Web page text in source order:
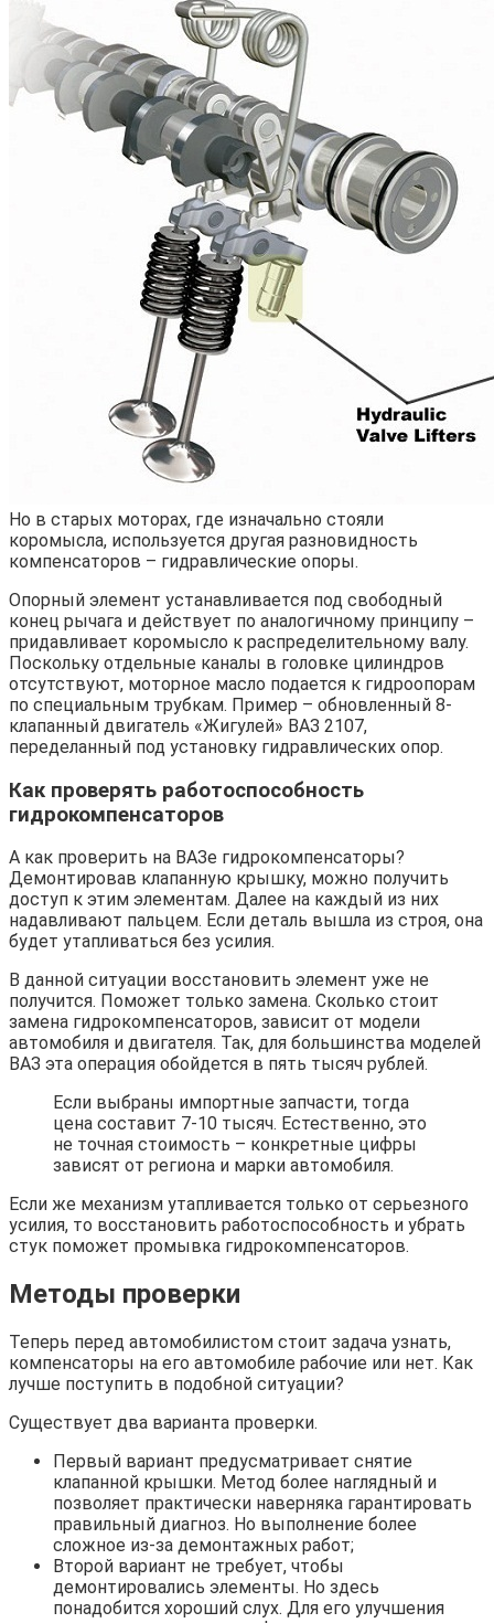
Но в старых моторах, где изначально стояли
коромысла, используется другая разновидность
компенсаторов – гидравлические опоры.
Опорный элемент устанавливается под свободный
конец рычага и действует по аналогичному принципу –
придавливает коромысло к распределительному валу.
Поскольку отдельные каналы в головке цилиндров
отсутствуют, моторное масло подается к гидроопорам
по специальным трубкам. Пример – обновленный 8-
клапанный двигатель «Жигулей» ВАЗ 2107,
переделанный под установку гидравлических опор.
Как проверять работоспособность
гидрокомпенсаторов
А как проверить на ВАЗе гидрокомпенсаторы?
Демонтировав клапанную крышку, можно получить
доступ к этим элементам. Далее на каждый из них
надавливают пальцем. Если деталь вышла из строя, она
будет утапливаться без усилия.
В данной ситуации восстановить элемент уже не
получится. Поможет только замена. Сколько стоит
замена гидрокомпенсаторов, зависит от модели
автомобиля и двигателя. Так, для большинства моделей
ВАЗ эта операция обойдется в пять тысяч рублей.
Если выбраны импортные запчасти, тогда
цена составит 7-10 тысяч. Естественно, это
не точная стоимость – конкретные цифры
зависят от региона и марки автомобиля.
Если же механизм утапливается только от серьезного
усилия, то восстановить работоспособность и убрать
стук поможет промывка гидрокомпенсаторов.
Методы проверки
Теперь перед автомобилистом стоит задача узнать,
компенсаторы на его автомобиле рабочие или нет. Как
лучше поступить в подобной ситуации?
Существует два варианта проверки.
Первый вариант предусматривает снятие
клапанной крышки. Метод более наглядный и
позволяет практически наверняка гарантировать
правильный диагноз. Но выполнение более
сложное из-за демонтажных работ;
Второй вариант не требует, чтобы
демонтировались элементы. Но здесь
понадобится хороший слух. Для его улучшения